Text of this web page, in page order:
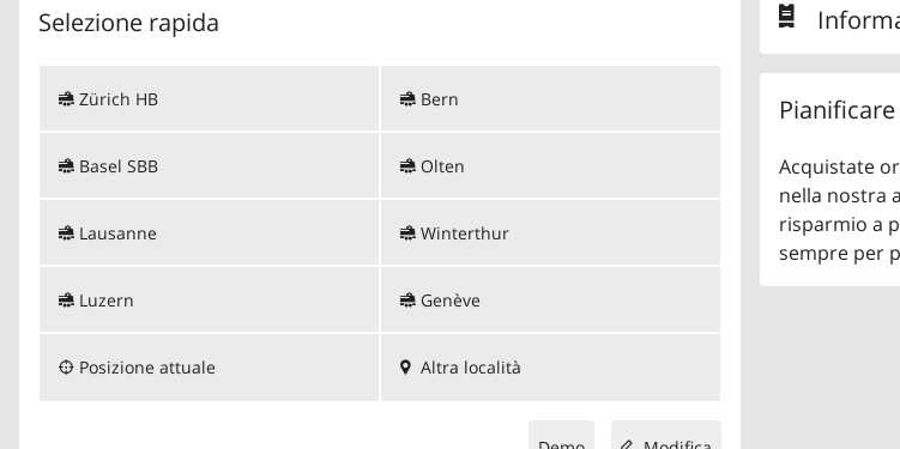
Selezione rapida
Zürich HB
Basel SBB
Lausanne
Luzern
Bern
Olten
Winterthur
Genève
Posizione attuale Altra località
Acquistate
nella nostra
risparmio a
sempre per